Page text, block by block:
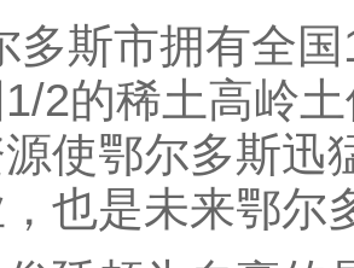
斯市拥有全国
2的稀土高岭
使鄂尔多斯迅
也是未来鄂尔